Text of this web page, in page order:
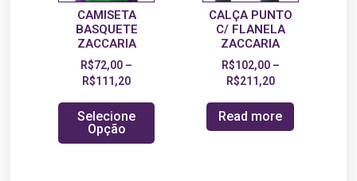
CAMISETA
BASQUETE
ZACCARIA
R$72,00 –
R$111,20
Selecione
Opção
CALÇA PUNTO
C/ FLANELA
ZACCARIA
R$102,00–
R$211,20
Read more